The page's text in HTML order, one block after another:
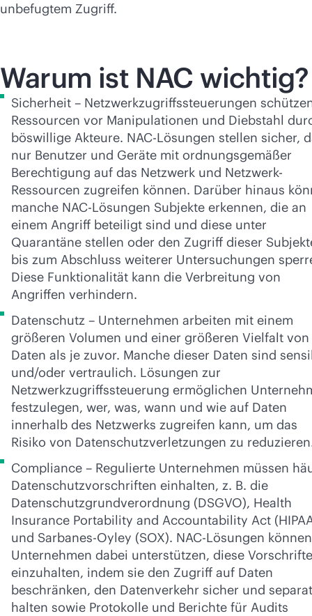
unbefugtem Zugriff.
Warum ist NAC wichtig?
Sicherheit – Netzwerkzugriffssteuerungen
Ressourcen vor Manipulationen und Diebstahl
böswillige Akteure. NAC-Lösungen stellen sicher,
nur Benutzer und Geräte mit ordnungsgemäßer
Berechtigung auf das Netzwerk und Netzwerk-
Ressourcen zugreifen können. Darüber hinaus
manche NAC-Lösungen Subjekte erkennen, die an
einem Angriff beteiligt sind und diese unter
Quarantäne stellen oder den Zugriff dieser
bis zum Abschluss weiterer Untersuchungen
Diese Funktionalität kann die Verbreitung von
Angriffen verhindern.
Datenschutz – Unternehmen arbeiten mit einem
größeren Volumen und einer größeren Vielfalt von
Daten als je zuvor. Manche dieser Daten sind
und/oder vertraulich. Lösungen zur
Netzwerkzugriffssteuerung ermöglichen
festzulegen, wer, was, wann und wie auf Daten
innerhalb des Netzwerks zugreifen kann, um das
Risiko von Datenschutzverletzungen zu
Compliance – Regulierte Unternehmen müssen
Datenschutzvorschriften einhalten, z. B. die
Datenschutzgrundverordnung (DSGVO), Health
Insurance Portability and Accountability Act
und Sarbanes-Oyley (SOX). NAC-Lösungen können
Unternehmen dabei unterstützen, diese
einzuhalten, indem sie den Zugriff auf Daten
beschränken, den Datenverkehr sicher und separat
halten sowie Protokolle und Berichte für Audits